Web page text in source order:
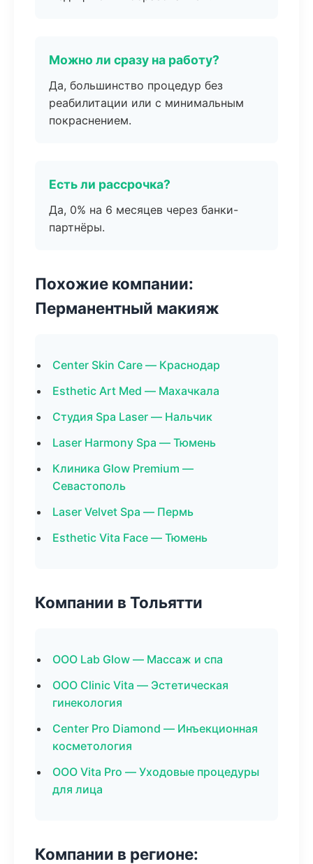
Можно ли сразу на работу?
Да, большинство процедур без
реабилитации или с минимальным
покраснением.
Есть ли рассрочка?
Да, 0% на 6 месяцев через банки-
партнёры.
Похожие компании:
Перманентный макияж
Center Skin Care — Краснодар
Esthetic Art Med — Махачкала
Студия Spa Laser — Нальчик
Laser Harmony Spa — Тюмень
Клиника Glow Premium —
Севастополь
Laser Velvet Spa — Пермь
Esthetic Vita Face — Тюмень
Компании в Тольятти
ООО Lab Glow — Массаж и спа
ООО Clinic Vita — Эстетическая
гинекология
Center Pro Diamond — Инъекционная
косметология
ООО Vita Pro — Уходовые процедуры
для лица
Компании в регионе: